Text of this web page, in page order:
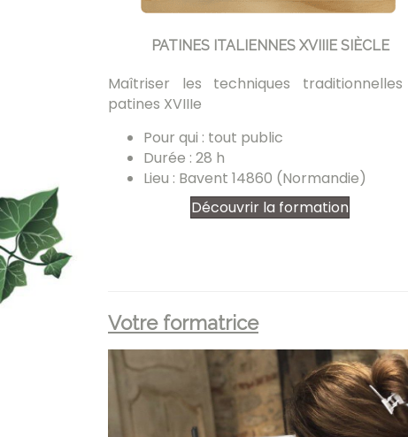
PATINES ITALIENNES XVIIIE SIÈCLE
Maîtriser les techniques
patines XVIIIe
Pour qui : tout public
Durée : 28 h
Lieu : Bavent 14860 (Normandie)
Découvrir la formation
Votre formatrice